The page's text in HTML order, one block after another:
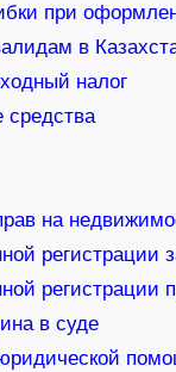
при
в
налог
средства
на
в суде